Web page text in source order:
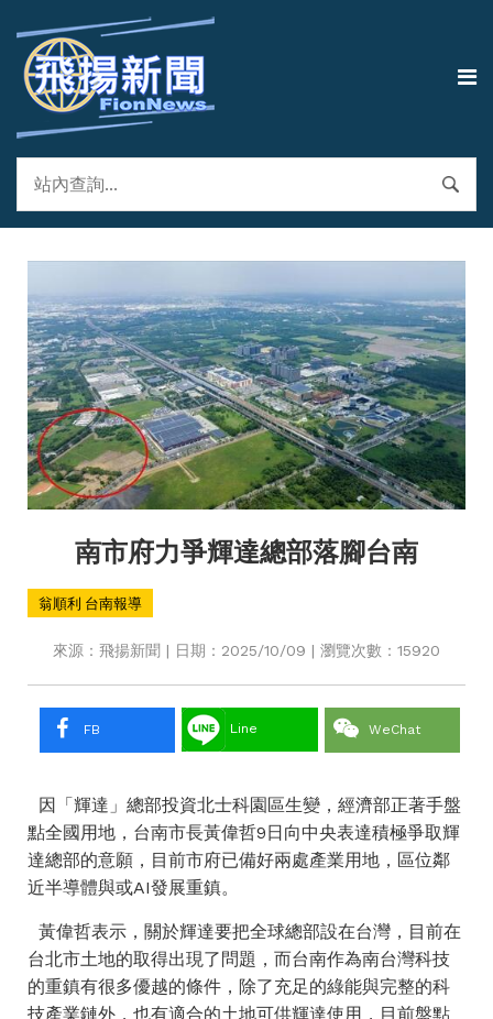
南市府力爭輝達總部落腳台南
翁順利 台南報導
來源：飛揚新聞 | 日期：2025/10/09 | 瀏覽次數：15920
FB Line WeChat
因「輝達」總部投資北士科園區生變，經濟部正著手盤
點全國用地，台南市長黃偉哲9日向中央表達積極爭取輝
達總部的意願，目前市府已備好兩處產業用地，區位鄰
近半導體與或AI發展重鎮。
黃偉哲表示，關於輝達要把全球總部設在台灣，目前在
台北市土地的取得出現了問題，而台南作為南台灣科技
的重鎮有很多優越的條件，除了充足的綠能與完整的科
技產業鏈外，也有適合的土地可供輝達使用，目前盤點